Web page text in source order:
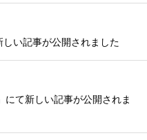
しい記事が公開されました
にて新しい記事が公開されま